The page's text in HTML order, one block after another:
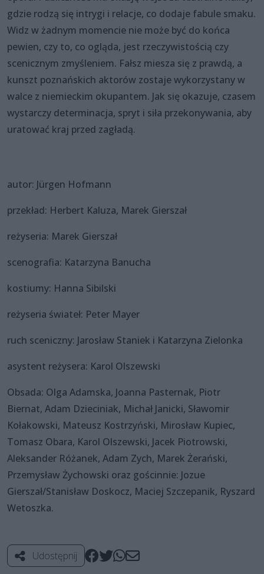
gdzie rodzą się intrygi i relacje, co dodaje fabule smaku.
Widz w żadnym momencie nie może być do końca
pewien, czy to, co ogląda, jest rzeczywistością czy
scenicznym zmyśleniem. Fałsz miesza się z prawdą, a
kunszt poznańskich aktorów zostaje wykorzystany w
walce z niemieckim okupantem. Jak się okazuje, czasem
wystarczy determinacja, spryt i siła przekonywania, aby
uratować kraj przed zagładą.
autor: Jürgen Hofmann
przekład: Herbert Kaluza, Marek Gierszał
reżyseria: Marek Gierszał
scenografia: Katarzyna Banucha
kostiumy: Hanna Sibilski
reżyseria świateł: Peter Mayer
ruch sceniczny: Jarosław Staniek i Katarzyna Zielonka
asystent reżysera: Karol Olszewski
Obsada: Olga Adamska, Joanna Pasternak, Piotr
Biernat, Adam Dzieciniak, Michał Janicki, Sławomir
Kołakowski, Mateusz Kostrzyński, Mirosław Kupiec,
Tomasz Obara, Karol Olszewski, Jacek Piotrowski,
Aleksander Różanek, Adam Zych, Marek Żerański,
Przemysław Żychowski oraz gościnnie: Jozue
Gierszał/Stanisław Doskocz, Maciej Szczepanik, Ryszard
Wetoszka.
Udostępnij